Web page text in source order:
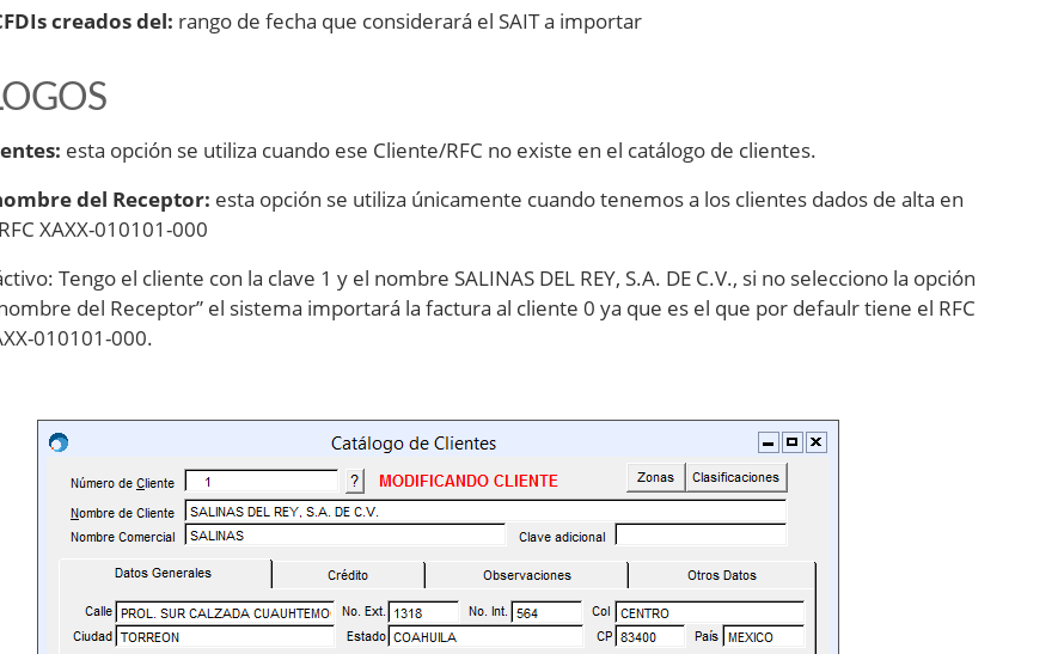
creados del: rango de fecha que considerará el SAIT a importar
esta opción se utiliza cuando ese Cliente/RFC no existe en el catálogo de clientes.
del Receptor: esta opción se utiliza únicamente cuando tenemos a los clientes dados de alta en
XAXX-010101-000
Tengo el cliente con la clave 1 y el nombre SALINAS DEL REY, S.A. DE C.V., si no selecciono la opción
del Receptor” el sistema importará la factura al cliente 0 ya que es el que por defaulr tiene el RFC
010101-000.